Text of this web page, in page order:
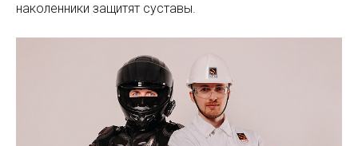
наколенники защитят суставы.